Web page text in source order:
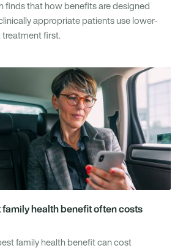
finds that how benefits are designed
appropriate patients use lower-
first.
health benefit often costs
family health benefit can cost